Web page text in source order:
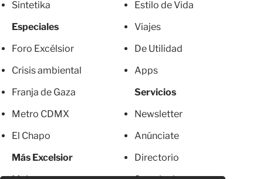
Foro Excélsior
Crisis ambiental
Franja de Gaza
Metro CDMX
El Chapo
Más Excelsior
Mujeres
De Utilidad
Apps
Servicios
Newsletter
Anúnciate
Directorio
Suscripciones
© 2026 Todos los derechos reservados. Prohibida la reproducción total